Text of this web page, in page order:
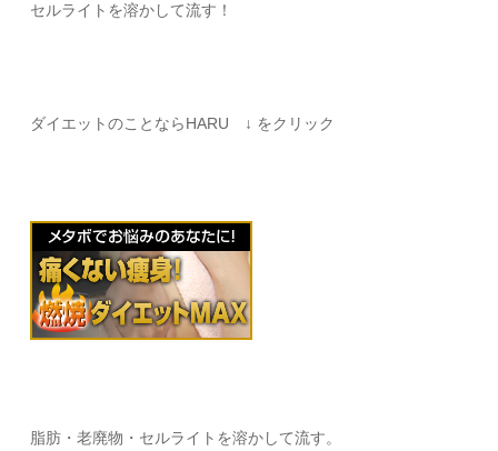
セルライトを溶かして流す！
ダイエットのことならHARU ↓ をクリック
脂肪・老廃物・セルライトを溶かして流す。